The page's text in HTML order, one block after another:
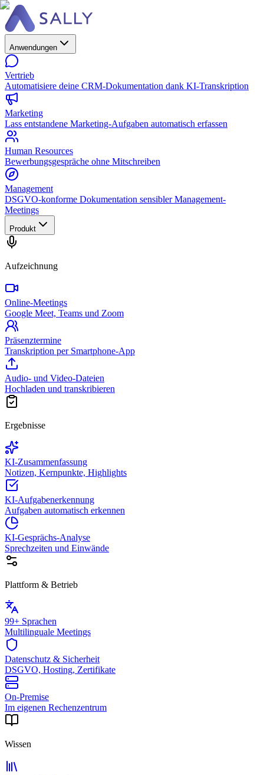
Anwendungen
Vertrieb
Automatisiere deine CRM-Dokumentation dank KI-Transkription
Marketing
Lass entstandene Marketing-Aufgaben automatisch erfassen
Human Resources
Bewerbungsgespräche ohne Mitschreiben
Management
DSGVO-konforme Dokumentation sensibler Management-
Meetings
Produkt
Aufzeichnung
Online-Meetings
Google Meet, Teams und Zoom
Präsenztermine
Transkription per Smartphone-App
Audio- und Video-Dateien
Hochladen und transkribieren
Ergebnisse
KI-Zusammenfassung
Notizen, Kernpunkte, Highlights
KI-Aufgabenerkennung
Aufgaben automatisch erkennen
KI-Gesprächs-Analyse
Sprechzeiten und Einwände
Plattform & Betrieb
99+ Sprachen
Multilinguale Meetings
Datenschutz & Sicherheit
DSGVO, Hosting, Zertifikate
On-Premise
Im eigenen Rechenzentrum
Wissen